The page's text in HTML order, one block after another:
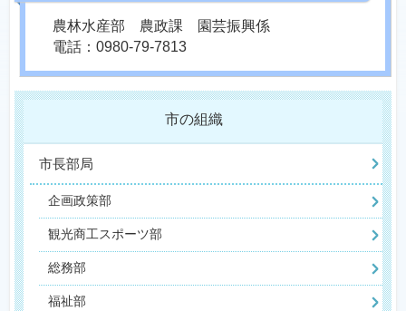
農林水産部 農政課 園芸振興係
電話：0980-79-7813
市の組織
市長部局
企画政策部
観光商工スポーツ部
総務部
福祉部